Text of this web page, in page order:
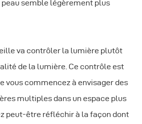
semble légèrement plus
va contrôler la lumière plutôt
de la lumière. Ce contrôle est
vous commencez à envisager des
multiples dans un espace plus
peut-être réfléchir à la façon dont